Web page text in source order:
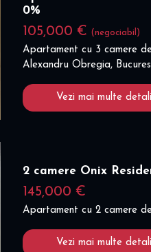
0%
105,000 € (negociabil)
Apartament cu 3 camere
Alexandru Obregia,
Vezi mai multe
2 camere Onix
145,000 €
Apartament cu 2 camere
Vezi mai multe